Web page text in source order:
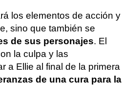
los elementos de acción y
sino que también se
de sus personajes. El
la culpa y las
a Ellie al final de la primera
de una cura para la